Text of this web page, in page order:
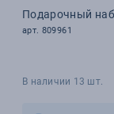
Подарочный
арт. 809961
В наличии 13 шт.